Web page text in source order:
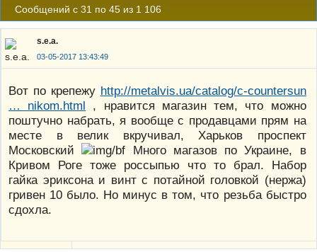
Сообщений с 31 по 45 из 1 106
s.e.a.
03-05-2017 13:43:49
Вот по крепежу http://metalvis.ua/catalog/c-countersun
… nikom.html , нравится магазин тем, что можно
поштучно набрать, я вообще с продавцами прям на
месте в велик вкручивал, Харьков проспект
Московский
Много магазов по Украине, в
Кривом Роге тоже россыпью что то брал. Набор
гайка эриксона и винт с потайной головкой (нержа)
гривен 10 было. Но минус в том, что резьба быстро
сдохла.